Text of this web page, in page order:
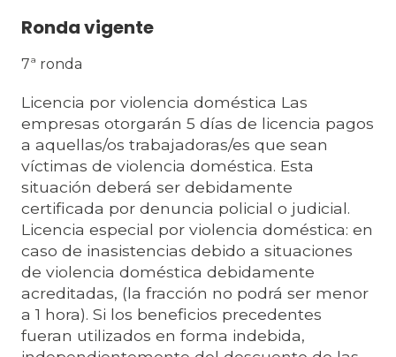
Ronda vigente
7ª ronda
Licencia por violencia doméstica Las
empresas otorgarán 5 días de licencia pagos
a aquellas/os trabajadoras/es que sean
víctimas de violencia doméstica. Esta
situación deberá ser debidamente
certificada por denuncia policial o judicial.
Licencia especial por violencia doméstica: en
caso de inasistencias debido a situaciones
de violencia doméstica debidamente
acreditadas, (la fracción no podrá ser menor
a 1 hora). Si los beneficios precedentes
fueran utilizados en forma indebida,